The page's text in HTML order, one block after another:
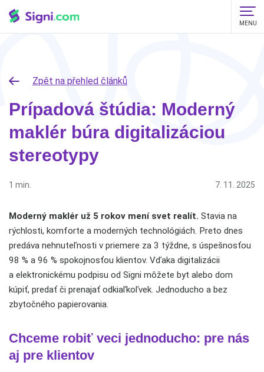
MENU
Zpět na přehled článků
Prípadová štúdia: Moderný
maklér búra digitalizáciou
stereotypy
1 min. 7. 11. 2025
Moderný maklér už 5 rokov mení svet realít. Stavia na
rýchlosti, komforte a moderných technológiách. Preto dnes
predáva nehnuteľnosti v priemere za 3 týždne, s úspešnosťou
98 % a 96 % spokojnosťou klientov. Vďaka digitalizácii
a elektronickému podpisu od Signi môžete byt alebo dom
kúpiť, predať či prenajať odkiaľkoľvek. Jednoducho a bez
zbytočného papierovania.
Chceme robiť veci jednoducho: pre nás
aj pre klientov